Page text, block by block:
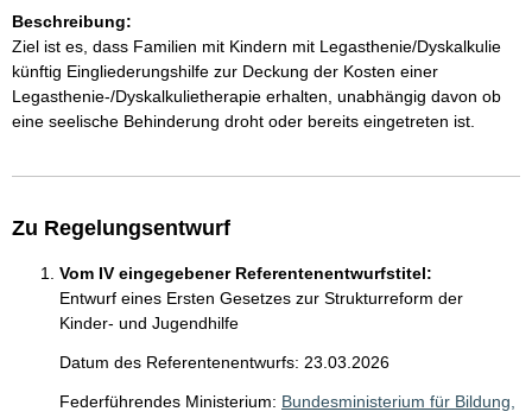
Beschreibung:
Ziel ist es, dass Familien mit Kindern mit Legasthenie/Dyskalkulie
künftig Eingliederungshilfe zur Deckung der Kosten einer
Legasthenie-/Dyskalkulietherapie erhalten, unabhängig davon ob
eine seelische Behinderung droht oder bereits eingetreten ist.
Zu Regelungsentwurf
Vom IV eingegebener Referentenentwurfstitel:
Entwurf eines Ersten Gesetzes zur Strukturreform der
Kinder- und Jugendhilfe
Datum des Referentenentwurfs: 23.03.2026
Federführendes Ministerium: Bundesministerium für Bildung,